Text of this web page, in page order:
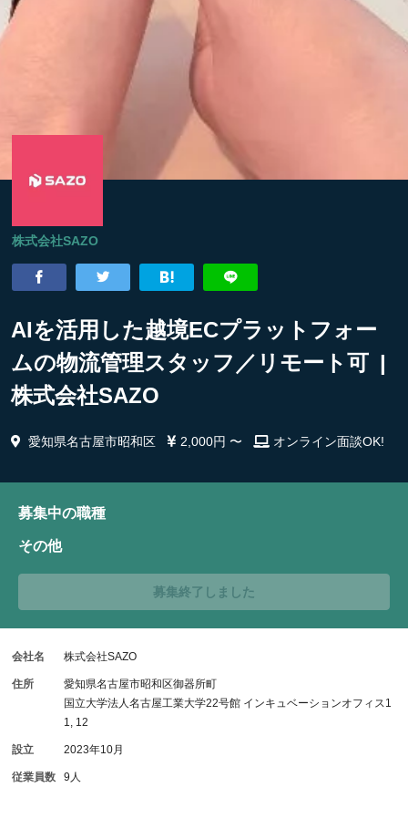
株式会社SAZO
AIを活用した越境ECプラットフォー
ムの物流管理スタッフ／リモート可 |
株式会社SAZO
愛知県名古屋市昭和区 2,000円 〜 オンライン面談OK!
募集中の職種
その他
募集終了しました
会社名 株式会社SAZO
住所
愛知県名古屋市昭和区御器所町
国立大学法人名古屋工業大学22号館 インキュベーションオフィス1
1, 12
設立 2023年10月
従業員数 9人